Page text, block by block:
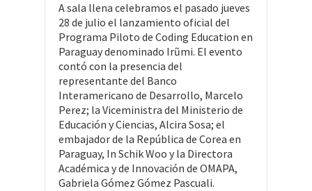
A sala llena celebramos el pasado jueves
28 de julio el lanzamiento oficial del
Programa Piloto de Coding Education en
Paraguay denominado Irũmi. El evento
contó con la presencia del
representante del Banco
Interamericano de Desarrollo, Marcelo
Perez; la Viceministra del Ministerio de
Educación y Ciencias, Alcira Sosa; el
embajador de la República de Corea en
Paraguay, In Schik Woo y la Directora
Académica y de Innovación de OMAPA,
Gabriela Gómez Gómez Pascuali.